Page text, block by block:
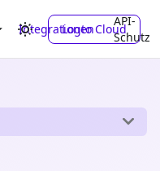
Integrationen
API-
Schutz
Logto Cloud